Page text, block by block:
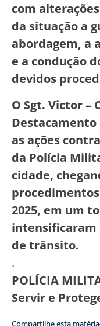
com
da situação a
abordagem, a
e a condução
devidos
O Sgt. Victor –
as ações
da Polícia
cidade,
2025, em um
intensificaram
de trânsito.
.
POLÍCIA
Servir e